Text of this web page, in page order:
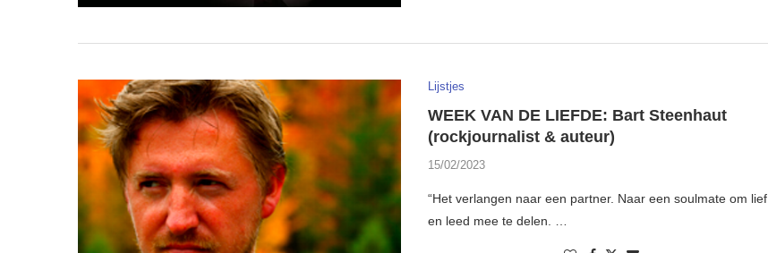
Lijstjes
WEEK VAN DE LIEFDE: Bart Steenhaut
(rockjournalist & auteur)
15/02/2023
“Het verlangen naar een partner. Naar een soulmate om lief
en leed mee te delen. …